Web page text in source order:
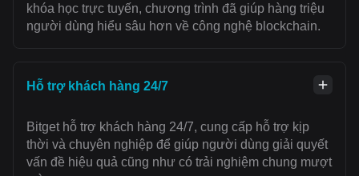
khóa học trực tuyến, chương trình đã giúp hàng triệu
người dùng hiểu sâu hơn về công nghệ blockchain.
Hỗ trợ khách hàng 24/7
Bitget hỗ trợ khách hàng 24/7, cung cấp hỗ trợ kịp
thời và chuyên nghiệp để giúp người dùng giải quyết
vấn đề hiệu quả cũng như có trải nghiệm chung mượt